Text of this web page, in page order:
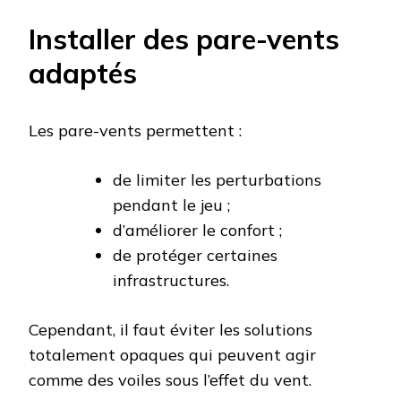
Installer des pare-vents
adaptés
Les pare-vents permettent :
de limiter les perturbations
pendant le jeu ;
d’améliorer le confort ;
de protéger certaines
infrastructures.
Cependant, il faut éviter les solutions
totalement opaques qui peuvent agir
comme des voiles sous l’effet du vent.